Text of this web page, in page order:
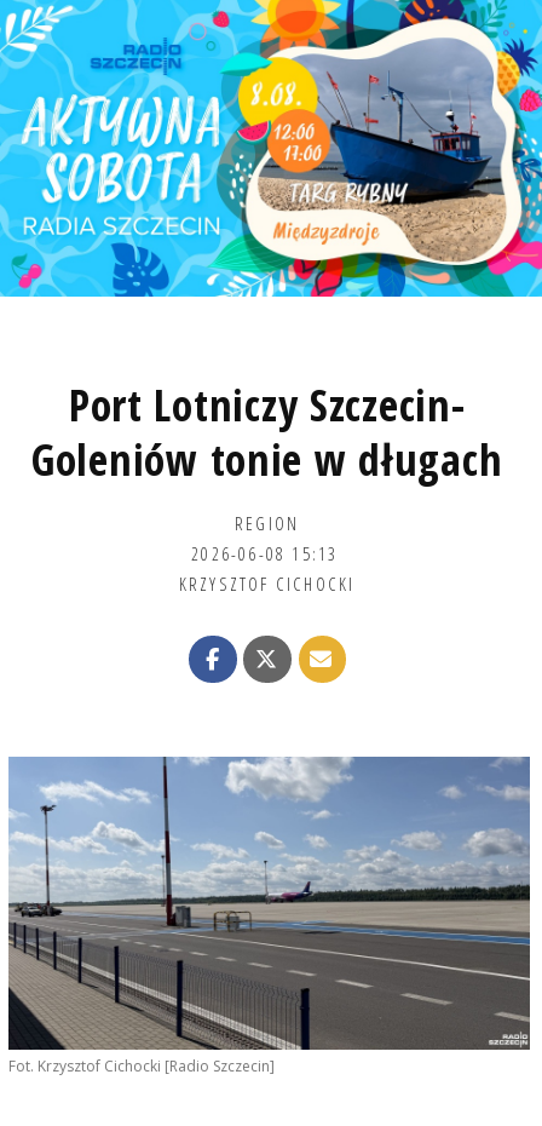
Port Lotniczy Szczecin-
Goleniów tonie w długach
REGION
2026-06-08 15:13
KRZYSZTOF CICHOCKI
Fot. Krzysztof Cichocki [Radio Szczecin]